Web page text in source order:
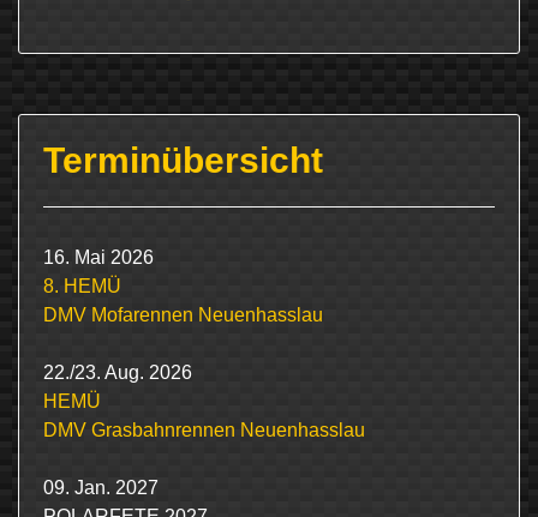
Terminübersicht
16. Mai 2026
8. HEMÜ
DMV Mofarennen Neuenhasslau
22./23. Aug. 2026
HEMÜ
DMV Grasbahnrennen Neuenhasslau
09. Jan. 2027